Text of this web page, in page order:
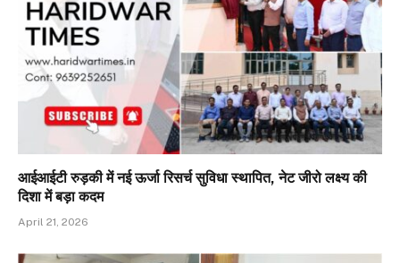
आईआईटी रुड़की में नई ऊर्जा रिसर्च सुविधा स्थापित, नेट जीरो लक्ष्य की
दिशा में बड़ा कदम
April 21, 2026